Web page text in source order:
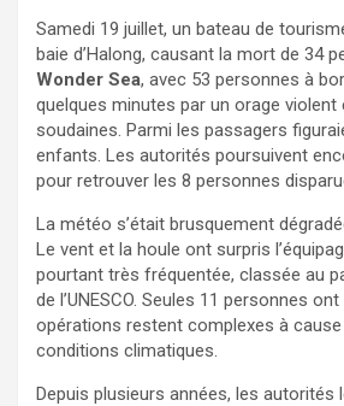
Samedi 19 juillet, un bateau de
baie d’Halong, causant la mort de 34
Wonder Sea, avec 53 personnes à
quelques minutes par un orage violent
soudaines. Parmi les passagers
enfants. Les autorités poursuivent
pour retrouver les 8 personnes
La météo s’était brusquement
Le vent et la houle ont surpris
pourtant très fréquentée, classée au
de l’UNESCO. Seules 11 personnes
opérations restent complexes à
conditions climatiques.
Depuis plusieurs années, les autorités